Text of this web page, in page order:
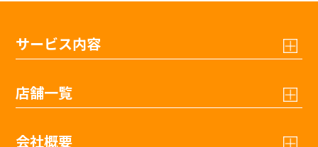
サービス内容
店舗一覧
会社概要